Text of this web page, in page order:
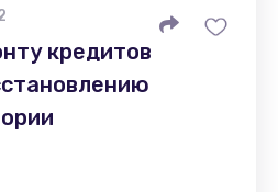
кредитов